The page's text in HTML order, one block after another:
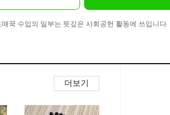
매꾹 수입의 일부는 뜻깊은 사회공헌 활동에 쓰입니다
더보기